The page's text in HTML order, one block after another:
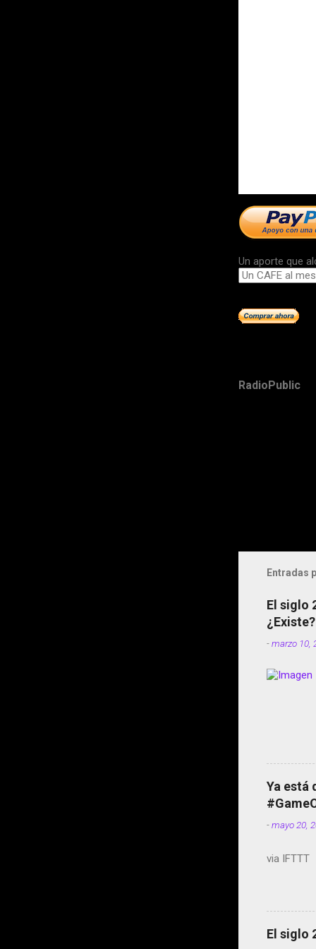
Un aporte que
RadioPublic
Entradas
El siglo
¿Existe?
-marzo 10,
Ya está
-mayo 20,
via IFTTT
El siglo